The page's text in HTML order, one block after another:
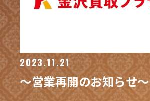
2023.11.21
～営業再開のお知らせ～